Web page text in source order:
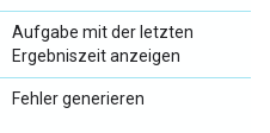
Aufgabe mit der letzten
Ergebniszeit anzeigen
Fehler generieren